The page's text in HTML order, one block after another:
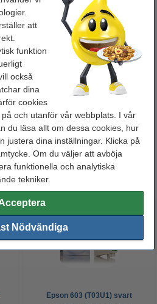
att
funktion
också
dina
cookies
och utanför vår webbplats. I vår
du läsa allt om dessa cookies, hur
justera dina inställningar. Klicka på
Om du väljer att avböja
funktionella och analytiska
tekniker.
Nödvändiga
A4 80g | Zoom | 500 ark
A4 80g HÅLAT | Zoom | 500
produkt istället för originalprodukten!
produkter
Epson 603 (T03U1) svart